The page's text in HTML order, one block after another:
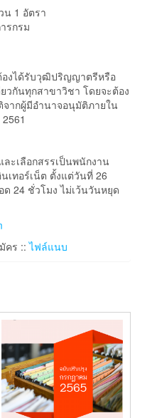
น 1 อัตรา
รกรม
องได้รับวุฒิปริญญาตรีหรือ
วกันทุกสาขาวิชา โดยจะต้อง
จากผู้มีอำนาจอนุมัติภายใน
ะเลือกสรรเป็นพนักงาน
เทอร์เน็ต ตั้งแต่วันที่ 26
24 ชั่วโมง ไม่เว้นวันหยุด
คร ::ไฟล์แนบ